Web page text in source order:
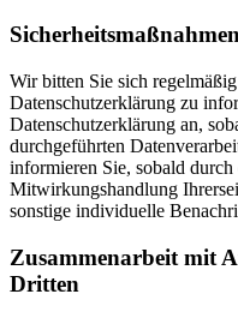
Wir bitten Sie sich
Datenschutzerklärung zu
Datenschutzerklärung an,
durchgeführten
informieren Sie, sobald
Mitwirkungshandlung
sonstige individuelle
Zusammenarbeit mit
Dritten